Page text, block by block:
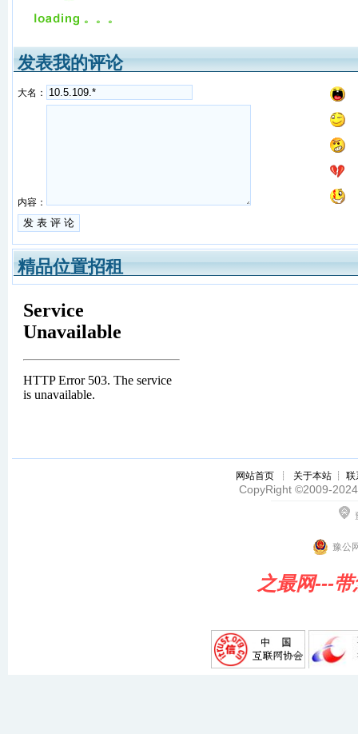
发表我的评论
大名：
内容：
精品位置招租
网站首页 ┊ 关于本站 ┊ 联
CopyRight ©2009-
豫公
之最网---